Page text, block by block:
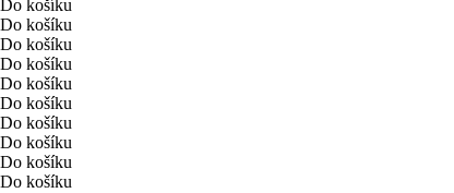
Do košíku
Do košíku
Do košíku
Do košíku
Do košíku
Do košíku
Do košíku
Do košíku
Do košíku
Do košíku